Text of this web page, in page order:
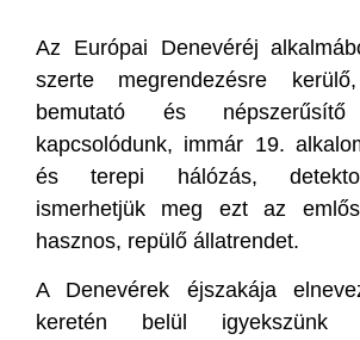
Az Európai Denevéréj
szerte megrendezésre
bemutató és népszerűsítő
kapcsolódunk, immár 19.
és terepi hálózás,
ismerhetjük meg ezt az
hasznos, repülő állatrendet.
A Denevérek éjszakája
keretén belül igyekszünk